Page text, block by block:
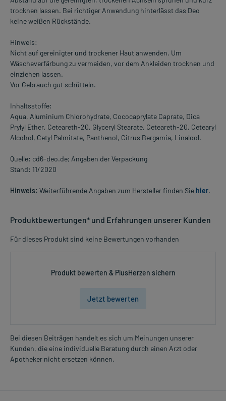
trocknen lassen. Bei richtiger Anwendung hinterlässt das Deo
keine weißen Rückstände.
Hinweis:
Nicht auf gereinigter und trockener Haut anwenden. Um
Wäscheverfärbung zu vermeiden, vor dem Ankleiden trocknen und
einziehen lassen.
Vor Gebrauch gut schütteln.
Inhaltsstoffe:
Aqua, Aluminium Chlorohydrate, Cococaprylate Caprate, Dica
Prylyl Ether, Ceteareth-20, Glyceryl Stearate, Ceteareth-20, Cetearyl
Alcohol, Cetyl Palmitate, Panthenol, Citrus Bergamia, Linalool.
Quelle: cd6-deo.de; Angaben der Verpackung
Stand: 11/2020
Hinweis: Weiterführende Angaben zum Hersteller finden Sie hier.
Produktbewertungen* und Erfahrungen unserer Kunden
Für dieses Produkt sind keine Bewertungen vorhanden
Produkt bewerten & PlusHerzen sichern
Jetzt bewerten
Bei diesen Beiträgen handelt es sich um Meinungen unserer
Kunden, die eine individuelle Beratung durch einen Arzt oder
Apotheker nicht ersetzen können.